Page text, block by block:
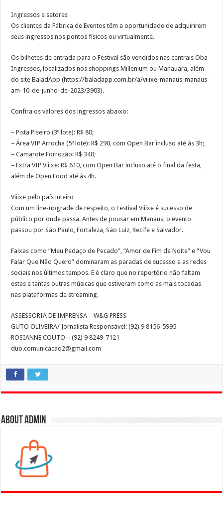
Ingressos e setores
Os clientes da Fábrica de Eventos têm a oportunidade de adquirirem
seus ingressos nos pontos físicos ou virtualmente.
Os bilhetes de entrada para o Festival são vendidos nas centrais Oba
Ingressos, localizados nos shoppings Millenium ou Manauara, além
do site BaladApp (https://baladapp.com.br/a/viiixe-manaus-manaus-
am-10-de-junho-de-2023/3903).
Confira os valores dos ingressos abaixo:
– Pista Piseiro (3º lote): R$ 80;
– Área VIP Arrocha (5º lote): R$ 290, com Open Bar incluso até às 3h;
– Camarote Forrozão: R$ 340;
– Extra VIP Viiixe: R$ 610, com Open Bar incluso até o final da festa,
além de Open Food até às 4h.
Viiixe pelo país inteiro
Com um line-upgrade de respeito, o Festival Viiixe é sucesso de
público por onde passa. Antes de pousar em Manaus, o evento
passou por São Paulo, Fortaleza, São Luiz, Recife e Salvador.
Faixas como “Meu Pedaço de Pecado”, “Amor de Fim de Noite” e “Vou
Falar Que Não Quero” dominaram as paradas de sucesso e as redes
sociais nos últimos tempos. E é claro que no repertório não faltam
estas e tantas outras músicas que estiveram como as mais tocadas
nas plataformas de streaming.
ASSESSORIA DE IMPRENSA – W&G PRESS
GUTO OLIVEIRA/ Jornalista Responsável: (92) 9 8156-5995
ROSIANNE COUTO – (92) 9 8249-7121
duo.comunicacao2@gmail.com
About admin